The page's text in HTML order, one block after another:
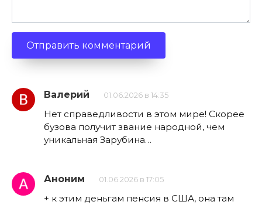
Валерий 01.06.2026 в 14:35
Нет справедливости в этом мире! Скорее
бузова получит звание народной, чем
уникальная Зарубина…
Аноним 01.06.2026 в 17:05
+ к этим деньгам пенсия в США, она там